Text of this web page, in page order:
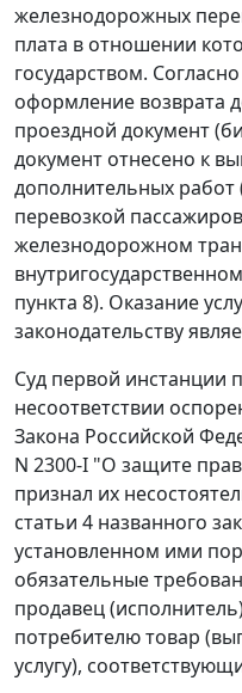
железнодорожных
плата в отношении
государством.
оформление возврата
проездной документ
документ отнесено к
дополнительных работ
перевозкой
железнодорожном
пункта 8). Оказание
законодательству
Суд первой инстанции
несоответствии
Закона Российской
N 2300-I "О защите
признал их
статьи 4 названного
установленном ими
обязательные
продавец
потребителю товар
услугу),